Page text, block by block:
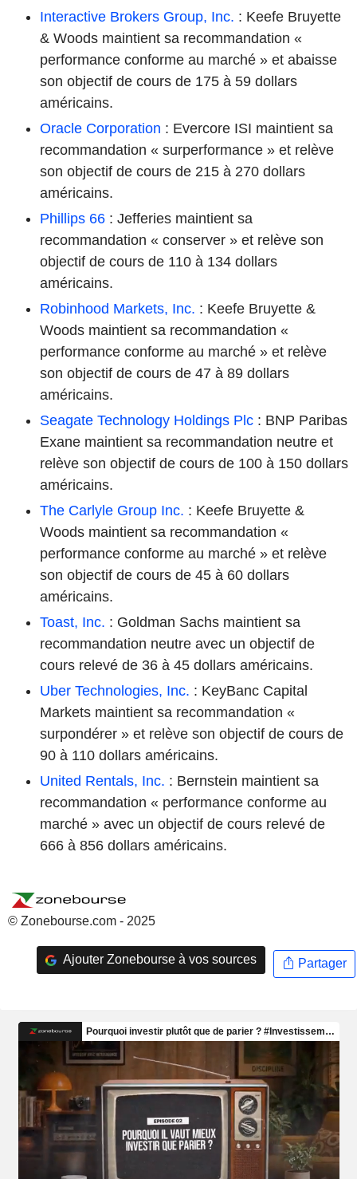
Interactive Brokers Group, Inc. : Keefe Bruyette
& Woods maintient sa recommandation «
performance conforme au marché » et abaisse
son objectif de cours de 175 à 59 dollars
américains.
Oracle Corporation : Evercore ISI maintient sa
recommandation « surperformance » et relève
son objectif de cours de 215 à 270 dollars
américains.
Phillips 66 : Jefferies maintient sa
recommandation « conserver » et relève son
objectif de cours de 110 à 134 dollars
américains.
Robinhood Markets, Inc. : Keefe Bruyette &
Woods maintient sa recommandation «
performance conforme au marché » et relève
son objectif de cours de 47 à 89 dollars
américains.
Seagate Technology Holdings Plc : BNP Paribas
Exane maintient sa recommandation neutre et
relève son objectif de cours de 100 à 150 dollars
américains.
The Carlyle Group Inc. : Keefe Bruyette &
Woods maintient sa recommandation «
performance conforme au marché » et relève
son objectif de cours de 45 à 60 dollars
américains.
Toast, Inc. : Goldman Sachs maintient sa
recommandation neutre avec un objectif de
cours relevé de 36 à 45 dollars américains.
Uber Technologies, Inc. : KeyBanc Capital
Markets maintient sa recommandation «
surpondérer » et relève son objectif de cours de
90 à 110 dollars américains.
United Rentals, Inc. : Bernstein maintient sa
recommandation « performance conforme au
marché » avec un objectif de cours relevé de
666 à 856 dollars américains.
© Zonebourse.com - 2025
Ajouter Zonebourse à vos sources Partager